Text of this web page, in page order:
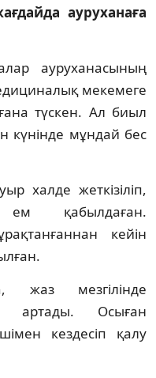
ауруханаға
ауруханасының
мекемеге
түскен. Ал биыл
мұндай бес
халде жеткізіліп,
ем қабылдаған.
кейін
жаз мезгілінде
артады. Осыған
кездесіп қалу